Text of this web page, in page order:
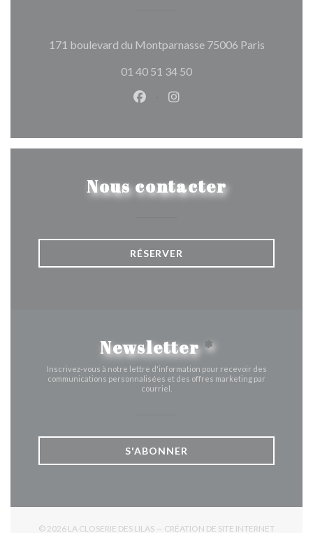
171 boulevard du Montparnasse 75006 Paris((ouvre
01 40 51 34 50
Facebook ((ouvre une
Instagram ((ouvre une
Nous contacter
RÉSERVER
Newsletter*
Inscrivez-vous à notre lettre d'information pour recevoir des
communications personnalisées et des offres marketing par
courriel.
S'ABONNER
© 2026 LA CLOSERIE DES LILAS — CRÉATION DE SITE INTERNET